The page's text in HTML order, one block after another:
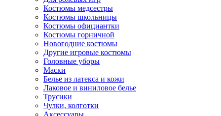
Костюмы медсестры
Костюмы школьницы
Костюмы официантки
Костюмы горничной
Новогодние костюмы
Другие игровые костюмы
Головные уборы
Маски
Белье из латекса и кожи
Лаковое и виниловое белье
Трусики
Чулки, колготки
Аксессуары